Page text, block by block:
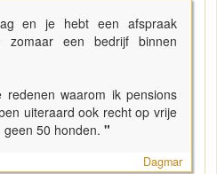
en je hebt een afspraak
een bedrijf binnen
waarom ik pensions
uiteraard ook recht op vrije
50 honden. "
Dagmar